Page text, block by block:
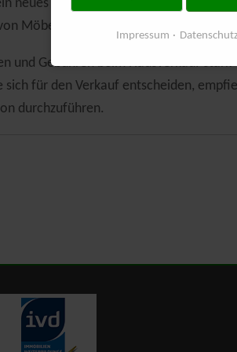
neues Zuhause ziehen, können
Möbeln.
und Gebühren beim Hausverkauf
für den Verkauf entscheiden,
durchzuführen.
Impressum